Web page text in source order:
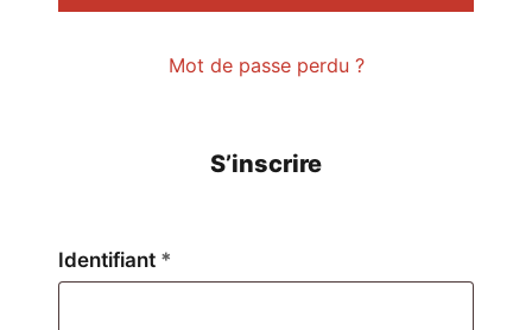
Mot de passe perdu ?
S’inscrire
Identifiant *